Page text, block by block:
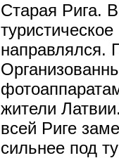
Старая Рига.
направлялся.
жители
всей Риге
сильнее под